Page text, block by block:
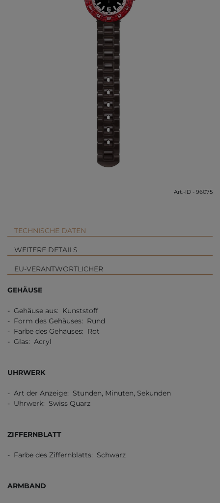
Art.-ID - 96075
TECHNISCHE DATEN
WEITERE DETAILS
EU-VERANTWORTLICHER
GEHÄUSE
- Gehäuse aus: Kunststoff
- Form des Gehäuses: Rund
- Farbe des Gehäuses: Rot
- Glas: Acryl
UHRWERK
- Art der Anzeige: Stunden, Minuten, Sekunden
- Uhrwerk: Swiss Quarz
ZIFFERNBLATT
- Farbe des Ziffernblatts: Schwarz
ARMBAND